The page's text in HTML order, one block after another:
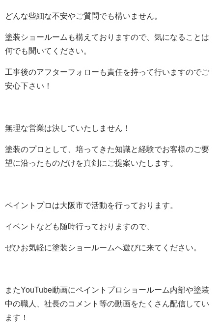
どんな些細な不安やご質問でも構いません。
塗装ショールームも構えておりますので、気になることは
何でも聞いてください。
工事後のアフターフォローも責任を持って行いますのでご
安心下さい！
無理な営業は決していたしません！
塗装のプロとして、培ってきた知識と経験でお客様のご要
望に沿ったものだけを真剣にご提案いたします。
ペイントプロは大阪市で活動を行っております。
イベントなども随時行っておりますので、
ぜひお気軽に塗装ショールームへ遊びに来てください。
またYouTube動画にペイントプロショールーム内部や塗装
中の職人、社長のコメント等の動画をたくさん配信してい
ます！